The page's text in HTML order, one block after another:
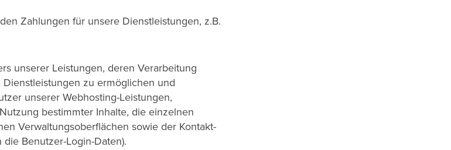
Zahlungen für unsere Dienstleistungen, z.B.
unserer Leistungen, deren Verarbeitung
zu ermöglichen und
unserer Webhosting-Leistungen,
bestimmter Inhalte, die einzelnen
Verwaltungsoberflächen sowie der Kontakt-
Benutzer-Login-Daten).